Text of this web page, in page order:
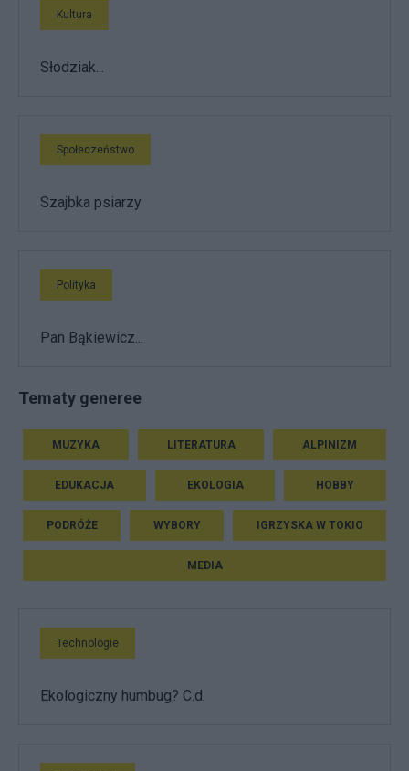
Kultura
Słodziak...
Społeczeństwo
Szajbka psiarzy
Polityka
Pan Bąkiewicz...
Tematy generee
MUZYKA LITERATURA ALPINIZM
EDUKACJA EKOLOGIA HOBBY
PODRÓŻE WYBORY IGRZYSKA W TOKIO
MEDIA
Technologie
Ekologiczny humbug? C.d.